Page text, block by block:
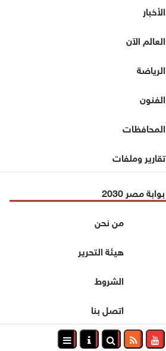
الأخبار
العالم الآن
الرياضة
الفنون
المحافظات
تقارير وملفات
بوابة مصر 2030
من نحن
هيئة التحرير
الشروط
اتصل بنا